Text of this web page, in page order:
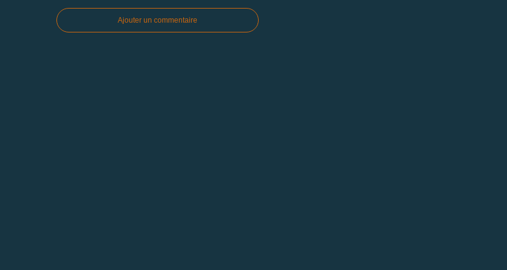
Ajouter un commentaire